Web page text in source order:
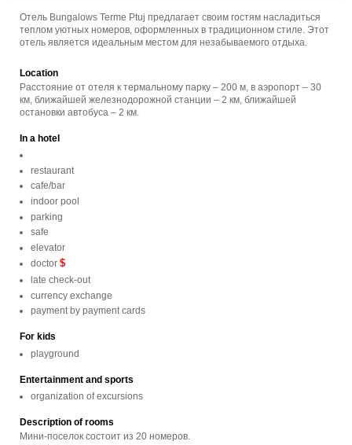
Отель Bungalows Terme Ptuj предлагает своим гостям насладиться
теплом уютных номеров, оформленных в традиционном стиле. Этот
отель является идеальным местом для незабываемого отдыха.
Location
Расстояние от отеля к термальному парку – 200 м, в аэропорт – 30
км, ближайшей железнодорожной станции – 2 км, ближайшей
остановки автобуса – 2 км.
In a hotel
restaurant
cafe/bar
indoor pool
parking
safe
elevator
doctor $
late check-out
currency exchange
payment by payment cards
For kids
playground
Entertainment and sports
organization of excursions
Description of rooms
Мини-поселок состоит из 20 номеров.